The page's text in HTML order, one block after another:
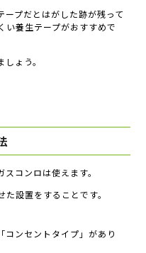
ープだとはがした跡が残って
い養生テープがおすすめで
ょう。
コンロは使えます。
設置をすることです。
コンセントタイプ」があり